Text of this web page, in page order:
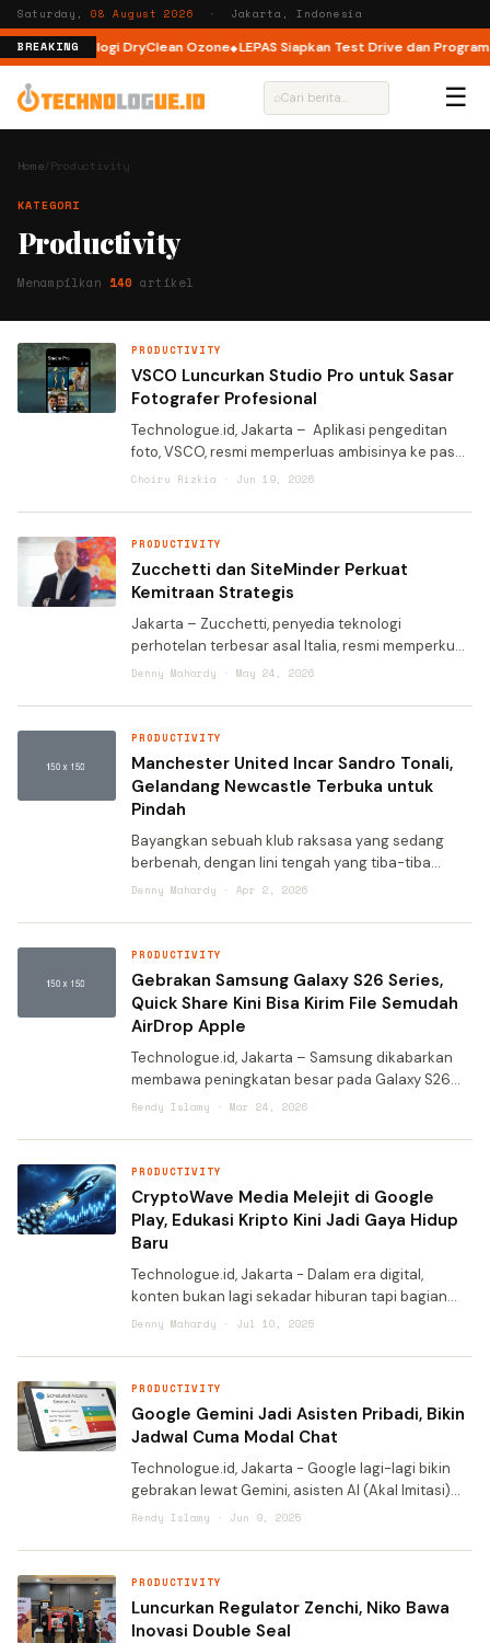
Saturday,08 August 2026 · Jakarta, Indonesia
BREAKING
Teknologi DryClean Ozone LEPAS Siapkan Test Drive dan Program
⌕ ☰
Home/ Productivity
KATEGORI
Productivity
Menampilkan 140 artikel
PRODUCTIVITY
VSCO Luncurkan Studio Pro untuk Sasar
Fotografer Profesional
Technologue.id, Jakarta – Aplikasi pengeditan
foto, VSCO, resmi memperluas ambisinya ke pasar
profesional melalui peluncuran aplikasi baru
Choiru Rizkia · Jun 19, 2026
PRODUCTIVITY
Zucchetti dan SiteMinder Perkuat
Kemitraan Strategis
Jakarta – Zucchetti, penyedia teknologi
perhotelan terbesar asal Italia, resmi memperkuat
kemitraan strategisnya dengan SiteMinder.
berbasis kecerdasan b
Denny Mahardy · May 24, 2026
PRODUCTIVITY
Manchester United Incar Sandro Tonali,
Gelandang Newcastle Terbuka untuk
Pindah
Bayangkan sebuah klub raksasa yang sedang
berbenah, dengan lini tengah yang tiba-tiba
terasa kosong. Kepergian seorang bintang
Itulah situasi yang dihad
Denny Mahardy · Apr 2, 2026
PRODUCTIVITY
Gebrakan Samsung Galaxy S26 Series,
Quick Share Kini Bisa Kirim File Semudah
AirDrop Apple
Technologue.id, Jakarta – Samsung dikabarkan
membawa peningkatan besar pada Galaxy S26
Series dengan hadirkan fitur Quick Share yang
untuk transfer
Rendy Islamy · Mar 24, 2026
PRODUCTIVITY
CryptoWave Media Melejit di Google
Play, Edukasi Kripto Kini Jadi Gaya Hidup
Baru
Technologue.id, Jakarta - Dalam era digital,
konten bukan lagi sekadar hiburan tapi bagian
dari gaya hidup. Itulah yang ditangkap
edukasi kripto berbasis mo
Denny Mahardy · Jul 10, 2025
PRODUCTIVITY
Google Gemini Jadi Asisten Pribadi, Bikin
Jadwal Cuma Modal Chat
Technologue.id, Jakarta - Google lagi-lagi bikin
gebrakan lewat Gemini, asisten AI (Akal Imitasi)
canggihnya. Sekarang, pengguna bisa bikin
langsung dari ap
Rendy Islamy · Jun 9, 2025
PRODUCTIVITY
Luncurkan Regulator Zenchi, Niko Bawa
Inovasi Double Seal